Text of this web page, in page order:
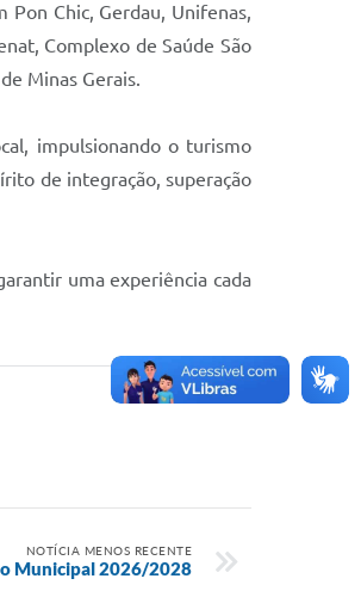
Chic, Gerdau, Unifenas,
Complexo de Saúde São
Minas Gerais.
impulsionando o turismo
de integração, superação
uma experiência cada
NOTÍCIA MENOS RECENTE
Municipal 2026/2028